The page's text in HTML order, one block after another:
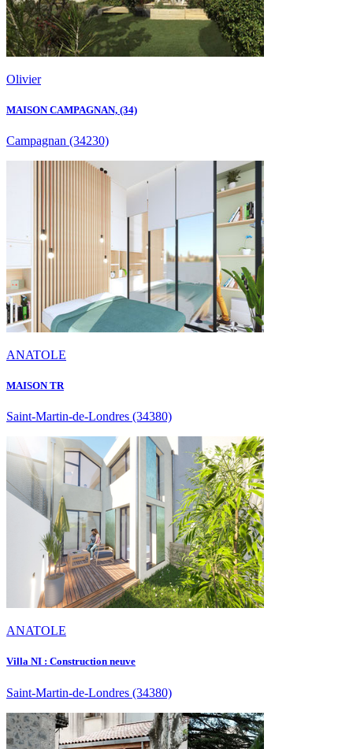
Olivier
MAISON CAMPAGNAN, (34)
Campagnan (34230)
ANATOLE
MAISON TR
Saint-Martin-de-Londres (34380)
ANATOLE
Villa NI : Construction neuve
Saint-Martin-de-Londres (34380)